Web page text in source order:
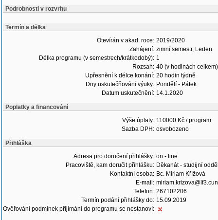
Podrobnosti v rozvrhu
Termín a délka
Otevírán v akad. roce: 2019/2020
Zahájení: zimní semestr, Leden
Délka programu (v semestrech/krátkodobý): 1
Rozsah: 40 (v hodinách celkem)
Upřesnění k délce konání: 20 hodin týdně
Dny uskutečňování výuky: Pondělí - Pátek
Datum uskutečnění: 14.1.2020
Poplatky a financování
Výše úplaty: 110000 Kč / program
Sazba DPH: osvobozeno
Přihláška
Adresa pro doručení přihlášky: on - line
Pracoviště, kam doručit přihlášku: Děkanát - studijní
Kontaktní osoba: Bc. Miriam Křížová
E-mail:
Telefon: 267102206
Termín podání přihlášky do: 15.09.2019
Ověřování podmínek přijímání do programu se nestanoví: